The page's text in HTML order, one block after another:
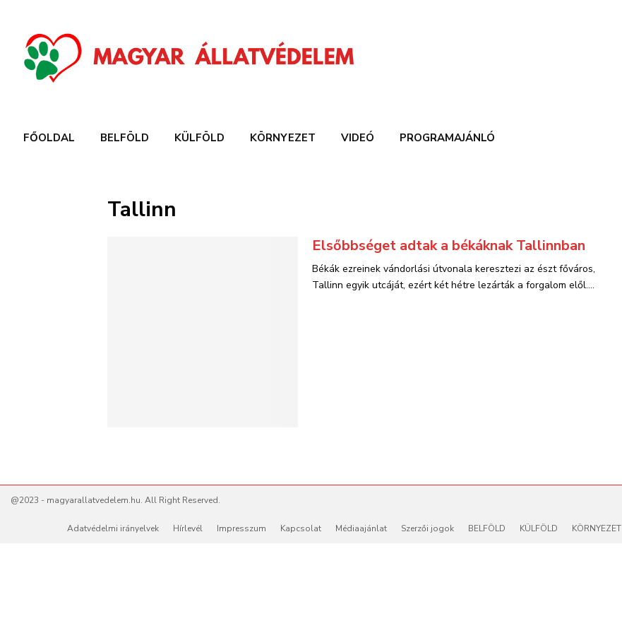
FŐOLDAL BELFÖLD KÜLFÖLD KÖRNYEZET VIDEÓ PROGRAMAJÁNLÓ
Tallinn
Elsőbbséget adtak a békáknak Tallinnban
Békák ezreinek vándorlási útvonala keresztezi az észt főváros,
Tallinn egyik utcáját, ezért két hétre lezárták a forgalom elől....
@2023 - magyarallatvedelem.hu. All Right Reserved.
Adatvédelmi irányelvek Hírlevél Impresszum Kapcsolat Médiaajánlat Szerzői jogok BELFÖLD KÜLFÖLD KÖRNYEZET